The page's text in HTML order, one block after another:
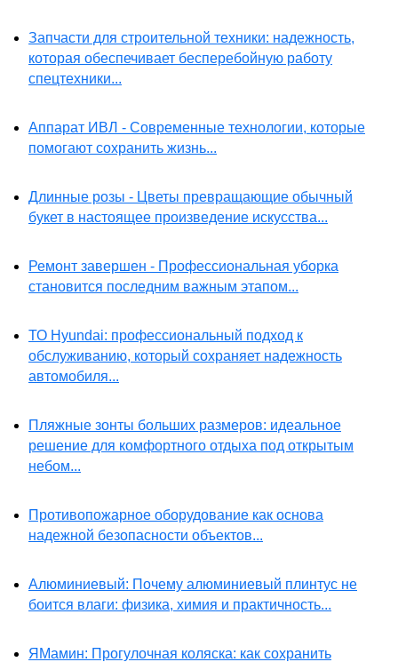
Запчасти для строительной техники: надежность,
которая обеспечивает бесперебойную работу
спецтехники...
Аппарат ИВЛ - Современные технологии, которые
помогают сохранить жизнь...
Длинные розы - Цветы превращающие обычный
букет в настоящее произведение искусства...
Ремонт завершен - Профессиональная уборка
становится последним важным этапом...
ТО Hyundai: профессиональный подход к
обслуживанию, который сохраняет надежность
автомобиля...
Пляжные зонты больших размеров: идеальное
решение для комфортного отдыха под открытым
небом...
Противопожарное оборудование как основа
надежной безопасности объектов...
Алюминиевый: Почему алюминиевый плинтус не
боится влаги: физика, химия и практичность...
ЯМамин: Прогулочная коляска: как сохранить